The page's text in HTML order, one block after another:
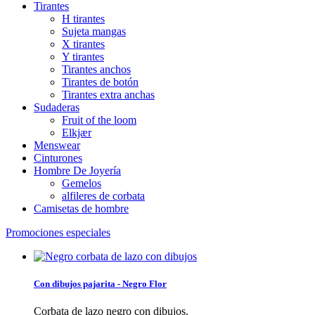
Tirantes
H tirantes
Sujeta mangas
X tirantes
Y tirantes
Tirantes anchos
Tirantes de botón
Tirantes extra anchas
Sudaderas
Fruit of the loom
Elkjær
Menswear
Cinturones
Hombre De Joyería
Gemelos
alfileres de corbata
Camisetas de hombre
Promociones especiales
Con dibujos pajarita - Negro Flor
Corbata de lazo negro con dibujos.